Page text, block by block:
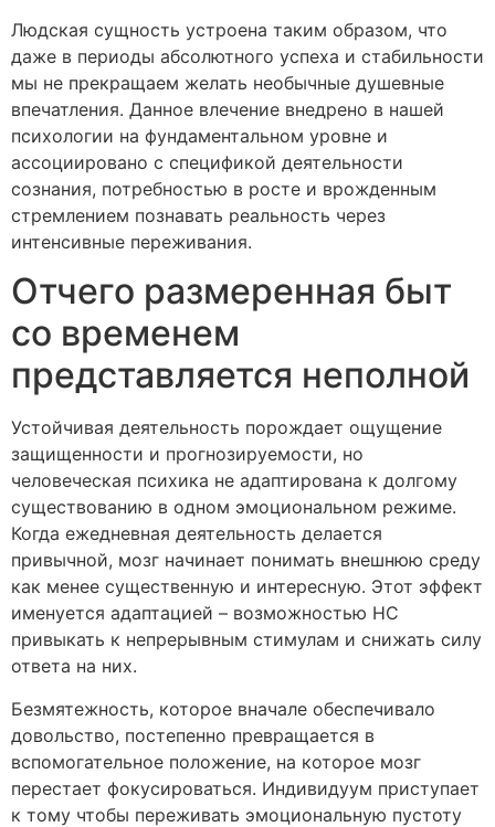
Людская сущность устроена таким образом, что
даже в периоды абсолютного успеха и стабильности
мы не прекращаем желать необычные душевные
впечатления. Данное влечение внедрено в нашей
психологии на фундаментальном уровне и
ассоциировано с спецификой деятельности
сознания, потребностью в росте и врожденным
стремлением познавать реальность через
интенсивные переживания.
Отчего размеренная быт
со временем
представляется неполной
Устойчивая деятельность порождает ощущение
защищенности и прогнозируемости, но
человеческая психика не адаптирована к долгому
существованию в одном эмоциональном режиме.
Когда ежедневная деятельность делается
привычной, мозг начинает понимать внешнюю среду
как менее существенную и интересную. Этот эффект
именуется адаптацией – возможностью НС
привыкать к непрерывным стимулам и снижать силу
ответа на них.
Безмятежность, которое вначале обеспечивало
довольство, постепенно превращается в
вспомогательное положение, на которое мозг
перестает фокусироваться. Индивидуум приступает
к тому чтобы переживать эмоциональную пустоту